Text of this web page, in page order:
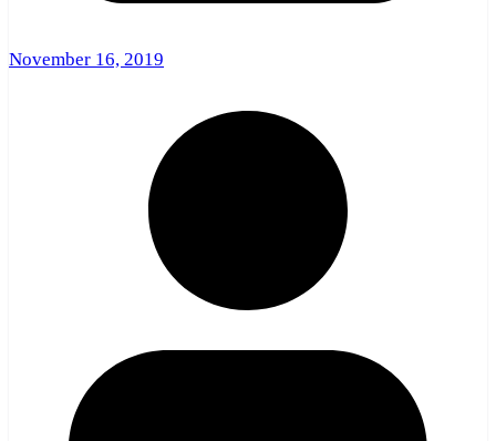
November 16, 2019